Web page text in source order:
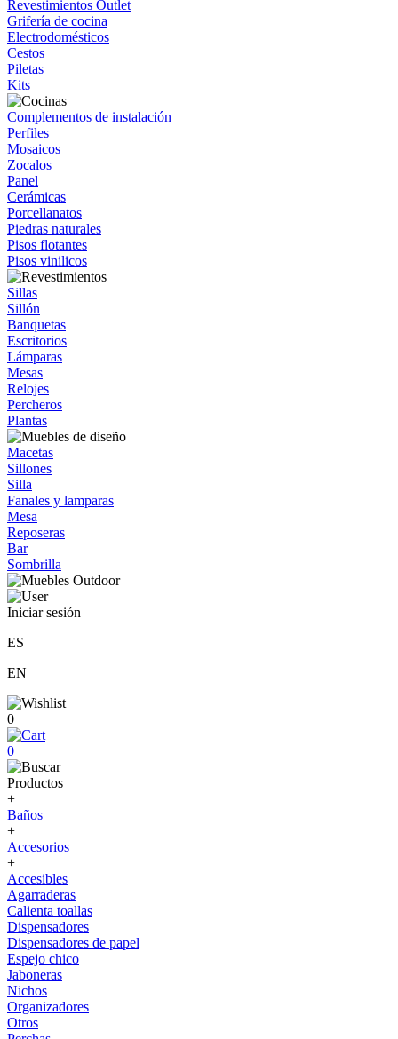
Revestimientos Outlet
Grifería de cocina
Electrodomésticos
Cestos
Piletas
Kits
Complementos de instalación
Perfiles
Mosaicos
Zocalos
Panel
Cerámicas
Porcellanatos
Piedras naturales
Pisos flotantes
Pisos vinilicos
Sillas
Sillón
Banquetas
Escritorios
Lámparas
Mesas
Relojes
Percheros
Plantas
Macetas
Sillones
Silla
Fanales y lamparas
Mesa
Reposeras
Bar
Sombrilla
Iniciar sesión
ES
EN
0
0
Productos
+
Baños
+
Accesorios
+
Accesibles
Agarraderas
Calienta toallas
Dispensadores
Dispensadores de papel
Espejo chico
Jaboneras
Nichos
Organizadores
Otros